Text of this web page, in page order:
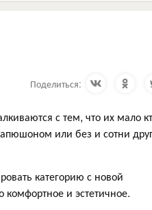
Поделиться:
с тем, что их мало
или без и сотни
категорию с новой
и эстетичное.